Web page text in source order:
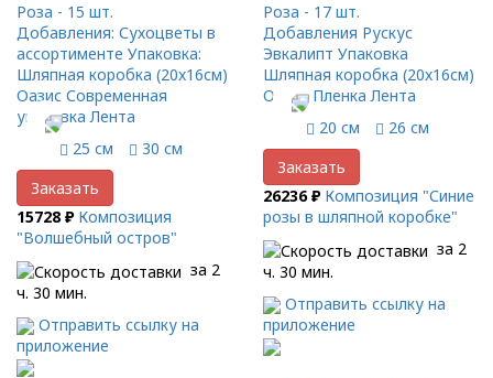
Роза - 15 шт.
Добавления: Сухоцветы в
ассортименте Упаковка:
Шляпная коробка (20x16см)
Оазис Современная
упаковка Лента
25 см
30 см
Заказать
15728 ₽ Композиция
"Волшебный остров"
за 2
ч. 30 мин.
Отправить ссылку на
приложение
Роза - 17 шт.
Добавления Рускус
Эвкалипт Упаковка
Шляпная коробка (20x16см)
Оазис Пленка Лента
20 см
26 см
Заказать
26236 ₽ Композиция "Синие
розы в шляпной коробке"
за 2
ч. 30 мин.
Отправить ссылку на
приложение